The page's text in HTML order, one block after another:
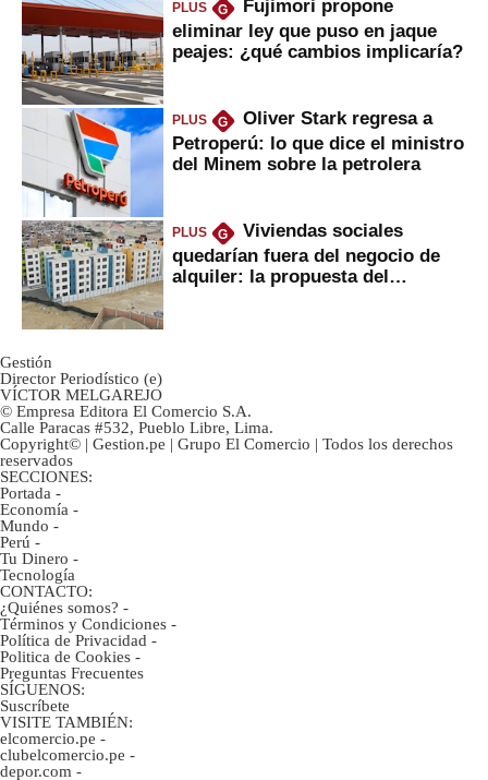
PLUS G
Fujimori propone
eliminar ley que puso en jaque
peajes: ¿qué cambios implicaría?
PLUS G
Oliver Stark regresa a
Petroperú: lo que dice el ministro
del Minem sobre la petrolera
PLUS G
Viviendas sociales
quedarían fuera del negocio de
alquiler: la propuesta del
Gestión
Director Periodístico (e)
VÍCTOR MELGAREJO
© Empresa Editora El Comercio S.A.
Calle Paracas #532, Pueblo Libre, Lima.
Copyright© | Gestion.pe | Grupo El Comercio | Todos los derechos
reservados
SECCIONES:
Portada -
Economía -
Mundo -
Perú -
Tu Dinero -
Tecnología
CONTACTO:
¿Quiénes somos? -
Términos y Condiciones -
Política de Privacidad -
Politica de Cookies -
Preguntas Frecuentes
SÍGUENOS:
Suscríbete
VISITE TAMBIÉN:
elcomercio.pe -
clubelcomercio.pe -
depor.com -